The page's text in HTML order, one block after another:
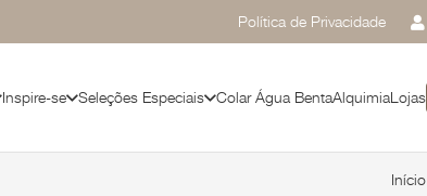
Política de Privacidade
Inspire-se Seleções Especiais Colar Água BentaAlquimiaLojas
Início